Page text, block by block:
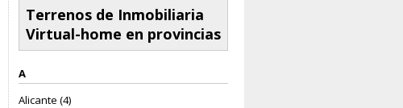
Terrenos de Inmobiliaria
Virtual-home en provincias
A
Alicante (4)